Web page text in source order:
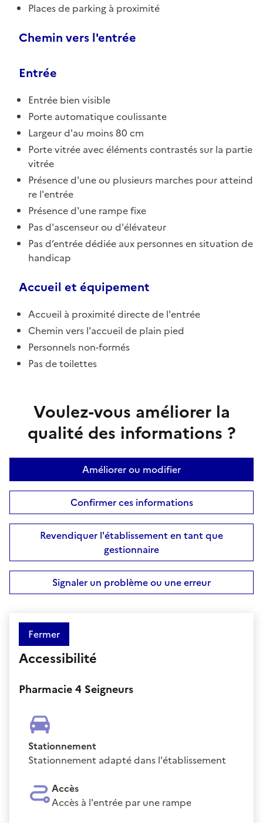
Places de parking à proximité
Chemin vers l'entrée
Entrée
Entrée bien visible
Porte automatique coulissante
Largeur d'au moins 80 cm
Porte vitrée avec éléments contrastés sur la partie
vitrée
Présence d'une ou plusieurs marches pour atteind
re l'entrée
Présence d'une rampe fixe
Pas d'ascenseur ou d'élévateur
Pas d’entrée dédiée aux personnes en situation de
handicap
Accueil et équipement
Accueil à proximité directe de l'entrée
Chemin vers l'accueil de plain pied
Personnels non-formés
Pas de toilettes
Voulez-vous améliorer la
qualité des informations ?
Améliorer ou modifier
Confirmer ces informations
Revendiquer l'établissement en tant que
gestionnaire
Signaler un problème ou une erreur
Fermer
Accessibilité
Pharmacie 4 Seigneurs
Stationnement
Stationnement adapté dans l'établissement
Accès
Accès à l'entrée par une rampe